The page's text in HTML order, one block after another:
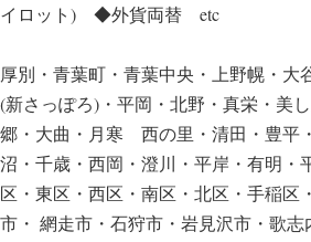
イロット) ◆外貨両替 etc
厚別・青葉町・青葉中央・上野幌・大
(新さっぽろ)・平岡・北野・真栄・美
郷・大曲・月寒 西の里・清田・豊平
沼・千歳・西岡・澄川・平岸・有明・
区・東区・西区・南区・北区・手稲区
市・ 網走市・石狩市・岩見沢市・歌